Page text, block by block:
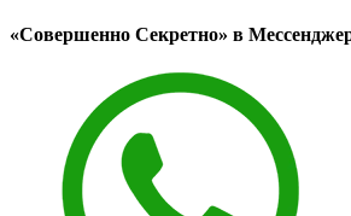
«Совершенно Секретно» в